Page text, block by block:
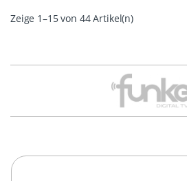
Zeige 1–15 von 44 Artikel(n)